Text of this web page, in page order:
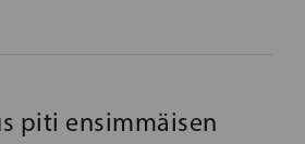
piti ensimmäisen